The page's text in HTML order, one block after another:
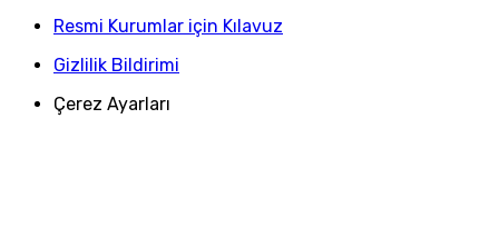
Resmi Kurumlar için Kılavuz
Gizlilik Bildirimi
Çerez Ayarları